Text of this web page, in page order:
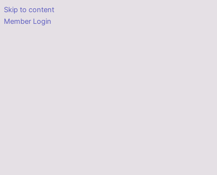
Skip to content
Member Login